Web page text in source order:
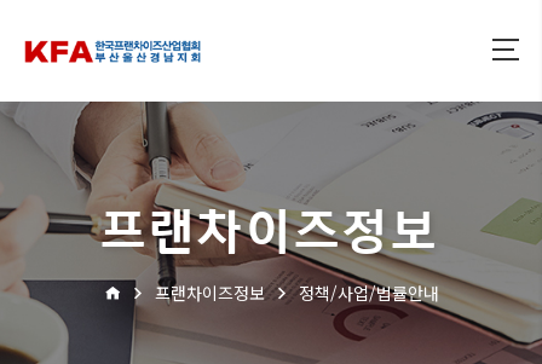
프랜차이즈정보
프랜차이즈정보 정책/사업/법률안내